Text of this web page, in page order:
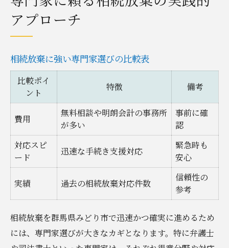
アプローチ
相続放棄に強い専門家選びの比較表
比較ポイ
ント
特徴 備考
費用
無料相談や明朗会計の事務所
が多い
事前に確
認
対応スピ
ード
迅速な手続き支援対応
緊急時も
安心
実績 過去の相続放棄対応件数
信頼性の
参考
相続放棄を群馬県みどり市で迅速かつ確実に進めるため
には、専門家選びが大きなカギとなります。特に弁護士